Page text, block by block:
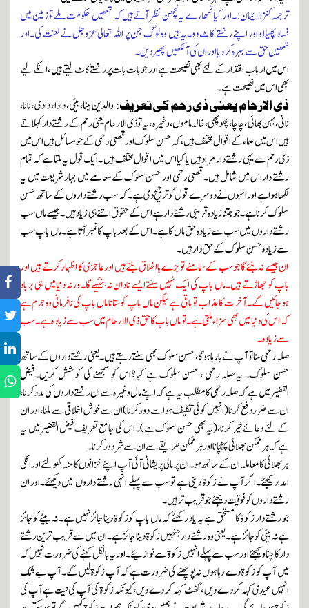
ترجمہ کنزالایمان :۔اور کیا تمھارے یہ لچھن نظر آتے ہیں کہ تمھیں حکومت ملے توزمین میں
فساد پھیلاو اور اپنے رشتے کاٹ دو۔یہ ہیں وہ لوگ جن پر اللہ تعالی عزوجل نے لعنت کی۔اور
تمھیں حق سے بہر ہ کردیااور ان کی آنکھیں پھیر دیں۔
اس میں ارباب اقتدار کے لئے بھی نصیحت ہے اور جو بات بات پر رشتے کاٹ لیتےہیں ، انکے لیے
بھی اس میں نصیحت ہے۔
ذی الارحام یعنی ذی رحم کی تعریف:والدین بیٹا، بیٹی، دادا ، دادی ،نانا،
نانی ، بہن بھائی ، چاچا،پھوپھی ، خالہ ماموں ، وغیرہ ، یہ تو ذی الارحام یعنی رحم کے رشتے دار کہلاتے
ہیں اس میں علماء کے اقوال مختلف ہیں ،کہ حسن سلوک اور قطعی رحمی کے جو مسائل ہیں اس میں
ذی رحم سے یہی رشتے دار مراد ہیں یا کیا اس میں اقوال مختلف ہیں ۔ایک قول یہ ملتا ہے کہ تمام
رشتے دار اس میں شامل ہیں۔ قطعی رحمی اور حسن سلوک کے معاملے میں بہار شریعت میں یہ
لکھا ہوا ہے اور انہوں نے دوسرے قول کو ترجیح دی ہے۔ کہ سب رشتے دار وں کے ساتھ حسن
سلوک کرنا ہے۔ جو جتنا زیادہ قریبی رشتے دار ہے اس کے حقوق اتنے ہی زیاد ہیں۔ جیسے ماں سب
رشتے داروں میں سب سے زیادہ حق ماں کا ہے۔ اس کے بعد باپ کا نمبر آتا ہے۔ ماں باپ سب
سے زیادہ حسن سلوک کے حق دار ہیں۔
ان جیسے نہ بنئے گا جو سب کے سامنے تو بڑے بااخلاق بنتے ہیں اور عاجزی کا اظہار کرتے ہیں اور
باپ کو جھاڑتے ہیں۔ ماں باپ کی ایک نہیں سنتے ایسے نادان نہ بنئیے گا۔ ورنہ دنیا میں ہی برباد
ہوجائیں گے۔ آخرت کا عذاب توباقی ہے لیکن ماں باپ کو ستانا ماں باپ کی نافرمانی وہ جرم ہے
کہ اس کی دنیا میں بھی سزاء ملتی ہے۔ تو ماں باپ کا حق ذی الارحام میں سب سے زیا د ہ ہے ۔ سب
سے زیادہ۔
صلہ رحمی سنا تو آپ نے بارہا ہوگا، حسن سلوک بھی سنتے رہتے ہیں۔ یعنی رشتے داروں کے ساتھ
حسن سلوک۔ یہ صلہ رحمی ، حسن سلوک ہے کیا؟اس کو سمجھنے کی کوشش کریں۔فیض
القضیرمیں ہے کہ صلہ رحمی کا مطلب یہ ہے کہ اپنے مال وغیرہ سے ان رشتے داروں کی مدد کرنا،
ان سے ضرر دفع کرنا (انہیں کوئی تکلیف ہواسے دور کرنا)ان سے خوش اخلاقی سے ملنا ،اور ان
کے لئے دعائے خیر کرنا،(یہ بھی حسن سلوک ہے)۔اس کی جامع تعریف فیض القضیر میں یہ
ہے کہ ہر ممکن بھلائی پہنچانااور ہر ممکن طریقے سے ان سے شر دور کرنا۔
ہر بھلائی کامعاملہ ان کے ساتھ ہو۔ان پر مالی پریشانی آئی آپ اپنے خزانوں کا منہ کھولئے اور انکی
امداد کیجئے۔اگر آپ نے زکوۃ دینی ہے تو سب سے پہلے انہی رشتے داروں میں دیکھئے۔اور ان
رشتے داروں کو فوقیت دیجئے جو قریب تر ہیں۔
جو رشتے دار زکوۃ کا مستحق ہے یہ یاد رکھئے کہ ماں باپ کو زکوۃ دینا جائز نہیں ہے۔ نہ بیٹے کو جائز
ہے نہ بیٹی کو جائز ہے۔ یعنی وہ رشتے دار جنہیں زکوۃ دینا جائز ہے۔ ان میں سے قریب ترین رشتے
دار کا چناو کیجئے اور سب سے پہلے انہیں زکوۃسے نوازئیے۔اوریہ بالکل کہنے کی ضرورت نہیں کہ
میں آپ کو زکوۃ دے رہا ہوں نہ پوچھنے کی ضرورت ہے کہ آپ زکوۃ لیں گے۔ آپ بے شک
انہیں عیدی کہہ کرد ے دیں ، گفٹ کہہ کر دے دیں ،کیونکہ زکوۃ کی آپ کی نیت ہے آپ کی